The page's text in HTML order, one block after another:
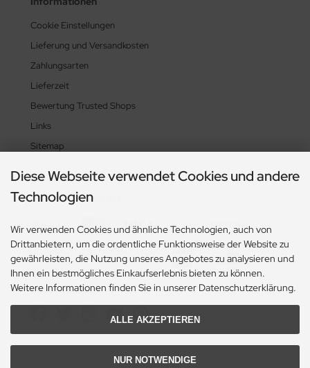
Cookie Einstellungen
Lieferung und Versandkosten
Zahlungsarten
Lieferzeit
Bewertung Trusted Shops
Links
Sitemap
Zahlungsmethoden
Social Media
Diese Webseite verwendet Cookies und andere
Technologien
Wir verwenden Cookies und ähnliche Technologien, auch von
Drittanbietern, um die ordentliche Funktionsweise der Website zu
gewährleisten, die Nutzung unseres Angebotes zu analysieren und
Ihnen ein bestmögliches Einkaufserlebnis bieten zu können.
Weitere Informationen finden Sie in unserer Datenschutzerklärung.
ALLE AKZEPTIEREN
NUR NOTWENDIGE